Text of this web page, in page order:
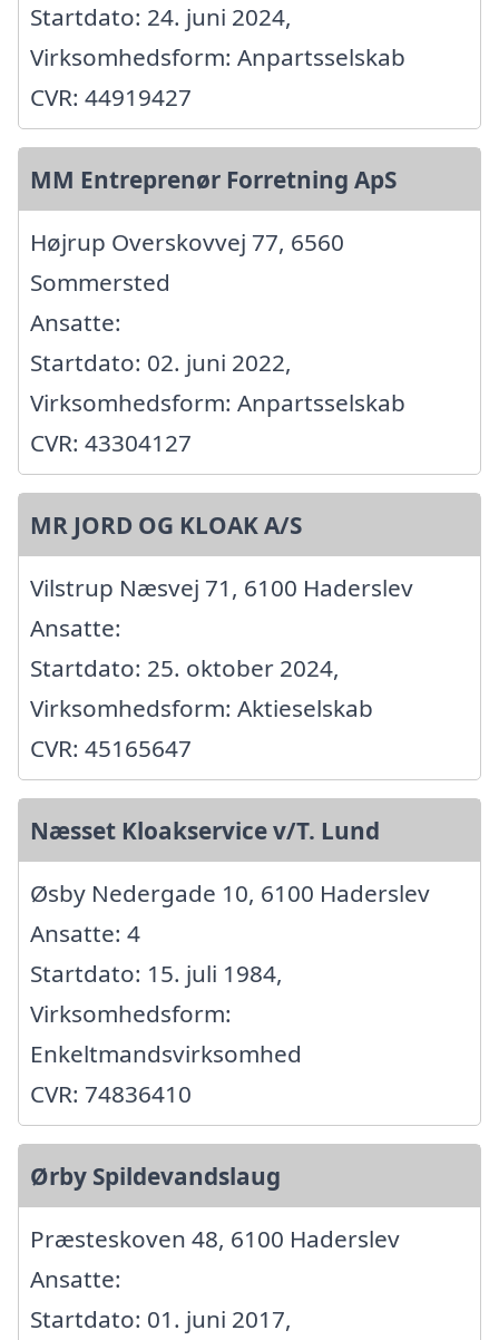
Startdato: 24. juni 2024,
Virksomhedsform: Anpartsselskab
CVR: 44919427
MM Entreprenør Forretning ApS
Højrup Overskovvej 77, 6560
Sommersted
Ansatte:
Startdato: 02. juni 2022,
Virksomhedsform: Anpartsselskab
CVR: 43304127
MR JORD OG KLOAK A/S
Vilstrup Næsvej 71, 6100 Haderslev
Ansatte:
Startdato: 25. oktober 2024,
Virksomhedsform: Aktieselskab
CVR: 45165647
Næsset Kloakservice v/T. Lund
Øsby Nedergade 10, 6100 Haderslev
Ansatte: 4
Startdato: 15. juli 1984,
Virksomhedsform:
Enkeltmandsvirksomhed
CVR: 74836410
Ørby Spildevandslaug
Præsteskoven 48, 6100 Haderslev
Ansatte:
Startdato: 01. juni 2017,